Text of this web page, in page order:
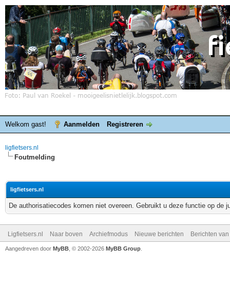
Welkom gast! Aanmelden Registreren
ligfietsers.nl
Foutmelding
ligfietsers.nl
De authorisatiecodes komen niet overeen. Gebruikt u deze functie op de
Ligfietsers.nl Naar boven Archiefmodus Nieuwe berichten Berichten
Aangedreven door MyBB , © 2002-2026 MyBB Group